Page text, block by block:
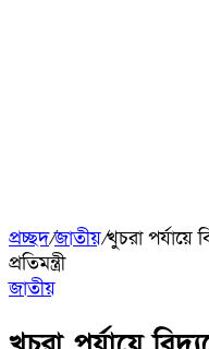
প্রচ্ছদ/জাতীয়/খুচরা পর্যায়ে
প্রতিমন্ত্রী
জাতীয়